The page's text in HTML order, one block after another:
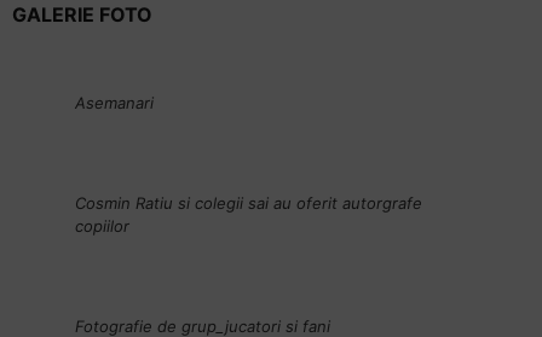
GALERIE FOTO
Asemanari
Cosmin Ratiu si colegii sai au oferit autorgrafe
copiilor
Fotografie de grup_jucatori si fani